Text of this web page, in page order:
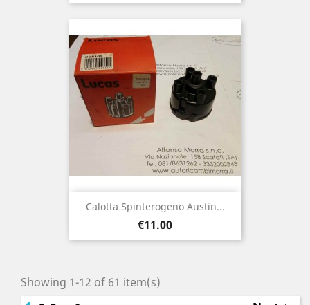
Calotta Spinterogeno Austin...
Price
€11.00
Showing 1-12 of 61 item(s)